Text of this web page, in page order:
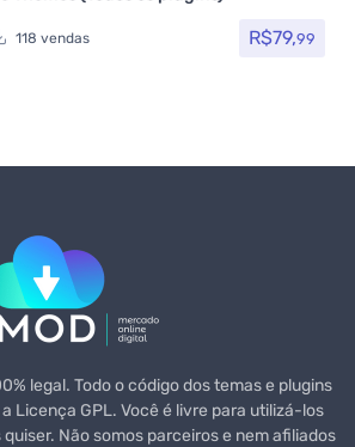
118 vendas R$79,99
legal. Todo o código dos temas e plugins
Licença GPL. Você é livre para utilizá-los
Não somos parceiros e nem afiliados